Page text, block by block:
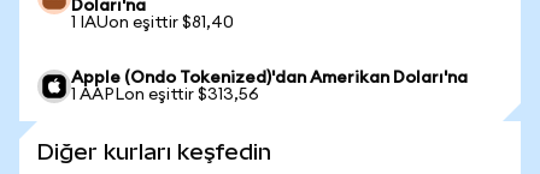
Doları'na
1 IAUon eşittir $81,40
Apple (Ondo Tokenized)'dan Amerikan Doları'na
1 AAPLon eşittir $313,56
Diğer kurları keşfedin